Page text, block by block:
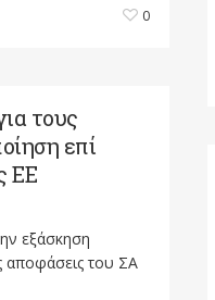
0
τους
επί
ΕΕ
εξάσκηση
αποφάσεις του ΣΑ